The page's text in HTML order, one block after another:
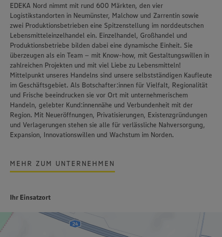
EDEKA Nord nimmt mit rund 600 Märkten, den vier
Logistikstandorten in Neumünster, Malchow und Zarrentin sowie
zwei Produktionsbetrieben eine Spitzenstellung im norddeutschen
Lebensmitteleinzelhandel ein. Einzelhandel, Großhandel und
Produktionsbetriebe bilden dabei eine dynamische Einheit. Sie
überzeugen als ein Team – mit Know-how, mit Gestaltungswillen in
zahlreichen Projekten und mit viel Liebe zu Lebensmitteln!
Mittelpunkt unseres Handelns sind unsere selbstständigen Kaufleute
im Geschäftsgebiet. Als Botschafter:innen für Vielfalt, Regionalität
und Frische beeindrucken sie vor Ort mit unternehmerischem
Handeln, gelebter Kund:innennähe und Verbundenheit mit der
Region. Mit Neueröffnungen, Privatisierungen, Existenzgründungen
und Verlagerungen stehen sie alle für verlässliche Nahversorgung,
Expansion, Innovationswillen und Wachstum im Norden.
MEHR ZUM UNTERNEHMEN
Ihr Einsatzort